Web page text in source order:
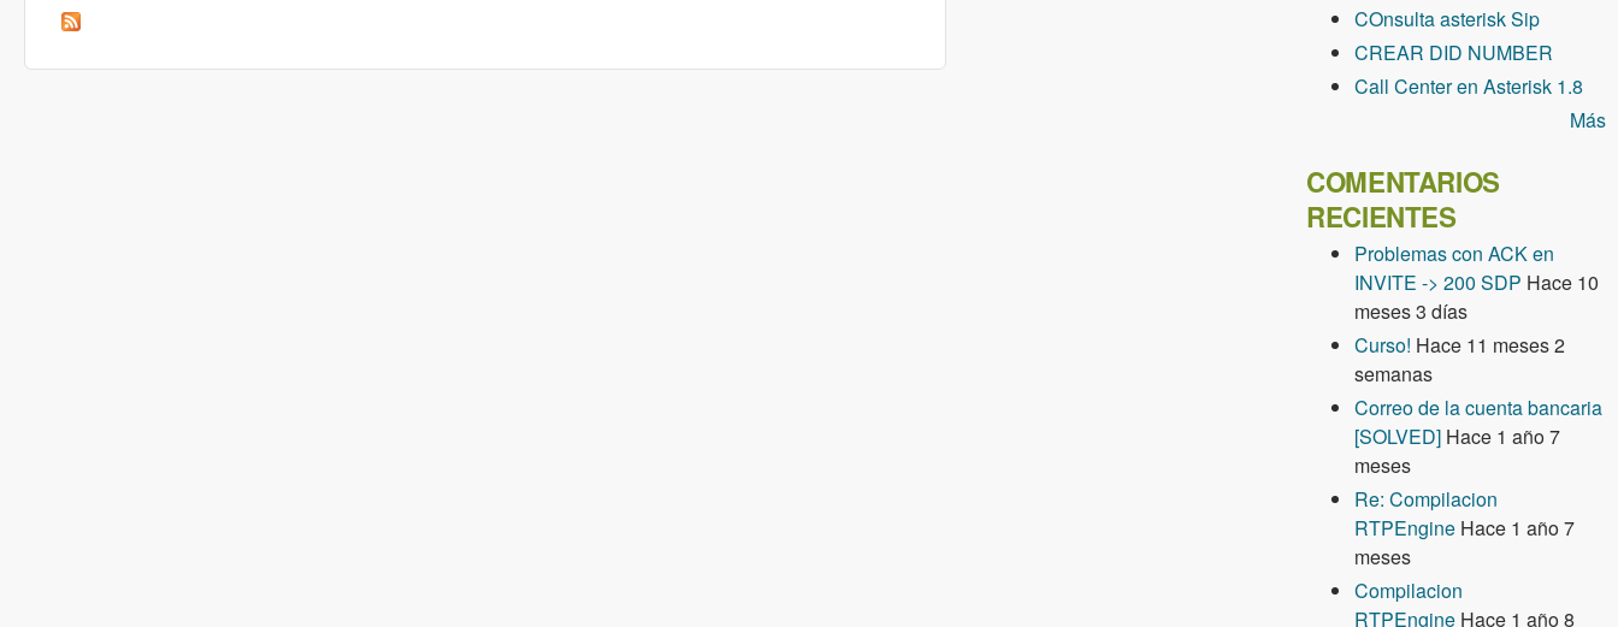
COnsulta asterisk Sip
CREAR DID NUMBER
Call Center en Asterisk 1.8
Más
COMENTARIOS
RECIENTES
Problemas con ACK en
INVITE -> 200 SDP Hace 10
meses 3 días
Curso! Hace 11 meses 2
semanas
Correo de la cuenta bancaria
[SOLVED] Hace 1 año 7
meses
Re: Compilacion
RTPEngine Hace 1 año 7
meses
Compilacion
RTPEngine Hace 1 año 8